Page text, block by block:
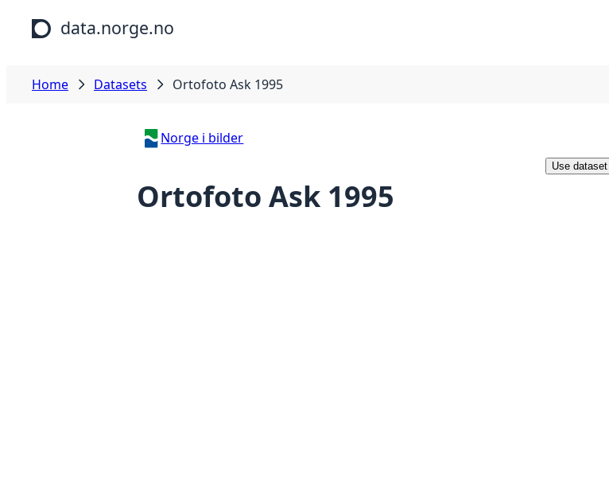
Skip to main content
data.norge.no
Home Datasets Ortofoto Ask 1995
Norge i bilder
Ortofoto Ask 1995
Use dataset